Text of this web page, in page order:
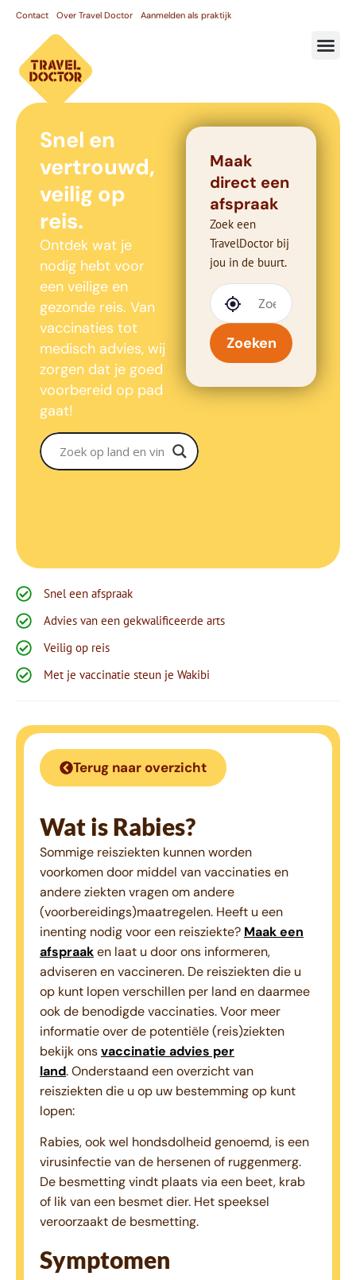
Contact Over Travel Doctor Aanmelden als praktijk
Snel en
vertrouwd,
veilig op
reis.
Ontdek wat je
nodig hebt voor
een veilige en
gezonde reis. Van
vaccinaties tot
medisch advies, wij
zorgen dat je goed
voorbereid op pad
gaat!
Maak
direct een
afspraak
Zoek een
TravelDoctor bij
jou in de buurt.
Zoeken
Snel een afspraak
Advies van een gekwalificeerde arts
Veilig op reis
Met je vaccinatie steun je Wakibi
Terug naar overzicht
Wat is Rabies?
Sommige reisziekten kunnen worden
voorkomen door middel van vaccinaties en
andere ziekten vragen om andere
(voorbereidings)maatregelen. Heeft u een
inenting nodig voor een reisziekte? Maak een
afspraaken laat u door ons informeren,
adviseren en vaccineren. De reisziekten die u
op kunt lopen verschillen per land en daarmee
ook de benodigde vaccinaties. Voor meer
informatie over de potentiële (reis)ziekten
bekijk onsvaccinatie advies per
land. Onderstaand een overzicht van
reisziekten die u op uw bestemming op kunt
lopen:
Rabies, ook wel hondsdolheid genoemd, is een
virusinfectie van de hersenen of ruggenmerg.
De besmetting vindt plaats via een beet, krab
of lik van een besmet dier. Het speeksel
veroorzaakt de besmetting.
Symptomen